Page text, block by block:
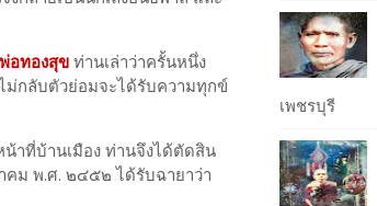
อทองสุข ท่านเล่าว่าครั้นหนึ่ง
ม่กลับตัวย่อมจะได้รับความทุกข์
าที่บ้านเมือง ท่านจึงได้ตัดสิน
คม พ.ศ. ๒๔๕๒ ได้รับฉายาว่า
เพชรบุรี